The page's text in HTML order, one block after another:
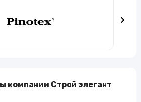
компании Строй элегант